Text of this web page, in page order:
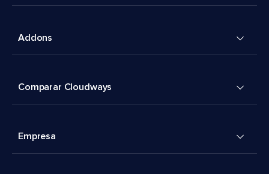
Addons
Comparar Cloudways
Empresa